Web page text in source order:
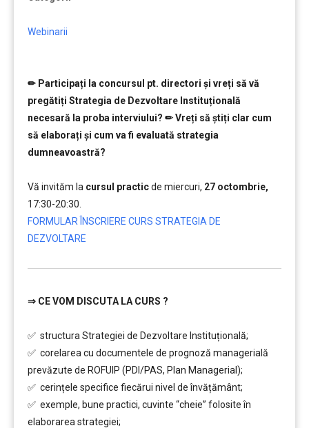
Webinarii
✏ Participați la concursul pt. directori și vreți să vă
pregătiți Strategia de Dezvoltare Instituțională
necesară la proba interviului? ✏ Vreți să ştiți clar cum
să elaborați și cum va fi evaluată strategia
dumneavoastră?
Vă invităm la cursul practicde miercuri, 27 octombrie,
17:30-20:30.
FORMULAR ÎNSCRIERE CURS STRATEGIA DE
DEZVOLTARE
⇒ CE VOM DISCUTA LA CURS ?
✅ structura Strategiei de Dezvoltare Instituțională;
✅ corelarea cu documentele de prognoză managerială
prevăzute de ROFUIP (PDI/PAS, Plan Managerial);
✅ cerințele specifice fiecărui nivel de învățământ;
✅ exemple, bune practici, cuvinte “cheie” folosite în
elaborarea strategiei;